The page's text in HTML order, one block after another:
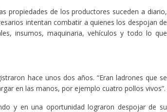
propiedades de los productores suceden a diario,
intentan combatir a quienes los despojan de
insumos, maquinaria, vehículos y todo lo que
hace unos dos años. “Eran ladrones que se
en las manos, por ejemplo cuatro pollos vivos”.
y en una oportunidad lograron despojar de su